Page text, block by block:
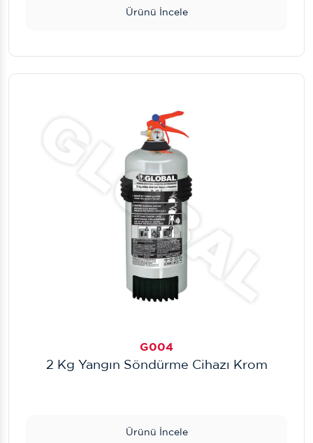
Ürünü İncele
G004
2 Kg Yangın Söndürme Cihazı Krom
Ürünü İncele